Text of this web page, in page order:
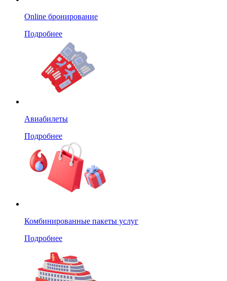
Online бронирование
Подробнее
Авиабилеты
Подробнее
Комбинированные пакеты услуг
Подробнее